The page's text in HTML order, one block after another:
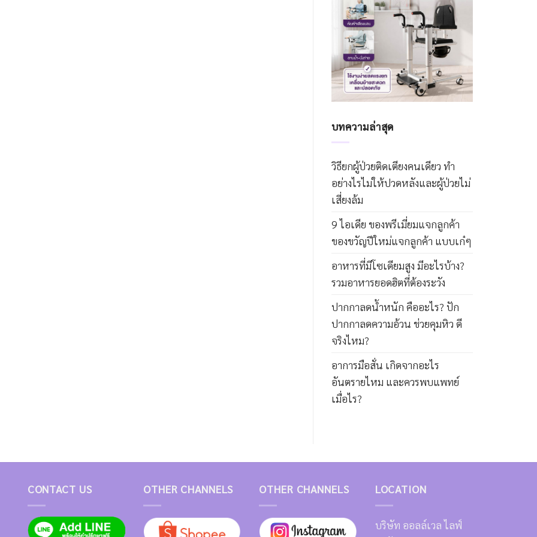
บทความล่าสุด
วิธียกผู้ป่วยติดเตียงคนเดียว ทำ
อย่างไรไม่ให้ปวดหลังและผู้ป่วยไม่
เสี่ยงล้ม
9 ไอเดีย ของพรีเมี่ยมแจกลูกค้า
ของขวัญปีใหม่แจกลูกค้า แบบเก๋ๆ
อาหารที่มีโซเดียมสูง มีอะไรบ้าง?
รวมอาหารยอดฮิตที่ต้องระวัง
ปากกาลดน้ำหนัก คืออะไร? ปัก
ปากกาลดความอ้วน ช่วยคุมหิว ดี
จริงไหม?
อาการมือสั่น เกิดจากอะไร
อันตรายไหม และควรพบแพทย์
เมื่อไร?
CONTACT US OTHER CHANNELS OTHER CHANNELS LOCATION
บริษัท ออลล์เวล ไลฟ์